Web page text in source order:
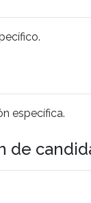
específica.
de